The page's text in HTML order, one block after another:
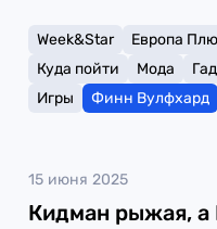
Week&Star Европа
Куда пойти
Мода
Игры
Финн Вулфхард
15 июня 2025
Кидман рыжая, а